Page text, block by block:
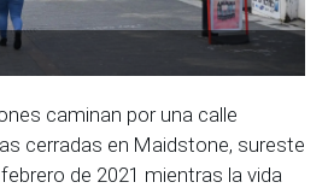
caminan por una calle
cerradas en Maidstone, sureste
de 2021 mientras la vida